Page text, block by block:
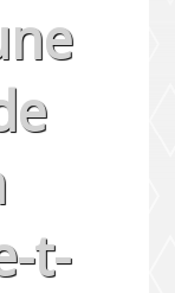
t-